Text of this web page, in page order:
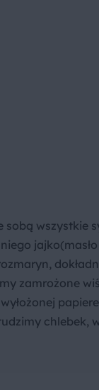
wszystkie
zamrożone